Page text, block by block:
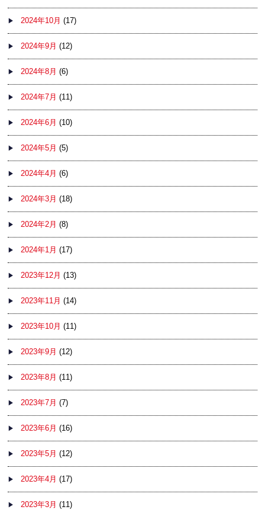
2024年10月 (17)
2024年9月 (12)
2024年8月 (6)
2024年7月 (11)
2024年6月 (10)
2024年5月 (5)
2024年4月 (6)
2024年3月 (18)
2024年2月 (8)
2024年1月 (17)
2023年12月 (13)
2023年11月 (14)
2023年10月 (11)
2023年9月 (12)
2023年8月 (11)
2023年7月 (7)
2023年6月 (16)
2023年5月 (12)
2023年4月 (17)
2023年3月 (11)